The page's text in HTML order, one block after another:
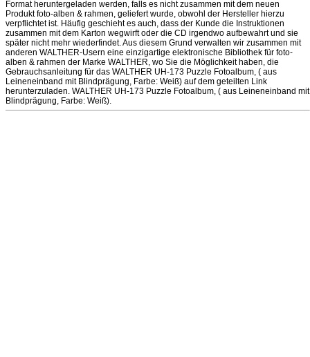
Format heruntergeladen werden, falls es nicht zusammen mit dem neuen
Produkt foto-alben & rahmen, geliefert wurde, obwohl der Hersteller hierzu
verpflichtet ist. Häufig geschieht es auch, dass der Kunde die Instruktionen
zusammen mit dem Karton wegwirft oder die CD irgendwo aufbewahrt und sie
später nicht mehr wiederfindet. Aus diesem Grund verwalten wir zusammen mit
anderen WALTHER-Usern eine einzigartige elektronische Bibliothek für foto-
alben & rahmen der Marke WALTHER, wo Sie die Möglichkeit haben, die
Gebrauchsanleitung für das WALTHER UH-173 Puzzle Fotoalbum, ( aus
Leineneinband mit Blindprägung, Farbe: Weiß) auf dem geteilten Link
herunterzuladen. WALTHER UH-173 Puzzle Fotoalbum, ( aus Leineneinband mit
Blindprägung, Farbe: Weiß).